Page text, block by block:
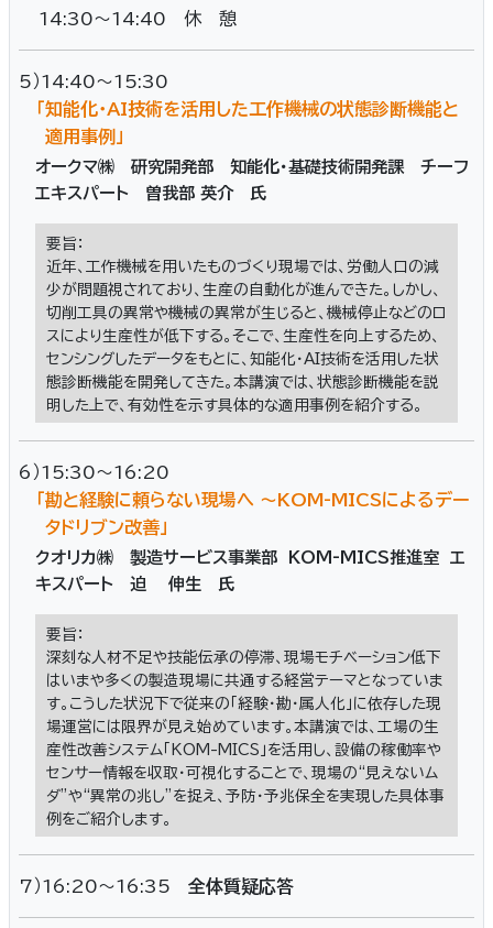
14:30～14:40 休 憩
5）14:40～15:30
「知能化・AI技術を活用した工作機械の状態診断機能と
適用事例」
オークマ㈱ 研究開発部 知能化・基礎技術開発課 チーフ
エキスパート 曽我部 英介 氏
要旨：
近年、工作機械を用いたものづくり現場では、労働人口の減
少が問題視されており、生産の自動化が進んできた。しかし、
切削工具の異常や機械の異常が生じると、機械停止などのロ
スにより生産性が低下する。そこで、生産性を向上するため、
センシングしたデータをもとに、知能化・AI技術を活用した状
態診断機能を開発してきた。本講演では、状態診断機能を説
明した上で、有効性を示す具体的な適用事例を紹介する。
6）15:30～16:20
「勘と経験に頼らない現場へ ～KOM-MICSによるデー
タドリブン改善」
クオリカ㈱ 製造サービス事業部 KOM-MICS推進室 エ
キスパート 迫 伸生 氏
要旨：
深刻な人材不足や技能伝承の停滞、現場モチベーション低下
はいまや多くの製造現場に共通する経営テーマとなっていま
す。こうした状況下で従来の「経験・勘・属人化」に依存した現
場運営には限界が見え始めています。本講演では、工場の生
産性改善システム「KOM-MICS」を活用し、設備の稼働率や
センサー情報を収取・可視化することで、現場の“見えないム
ダ”や“異常の兆し”を捉え、予防・予兆保全を実現した具体事
例をご紹介します。
7）16:20～16:35 全体質疑応答